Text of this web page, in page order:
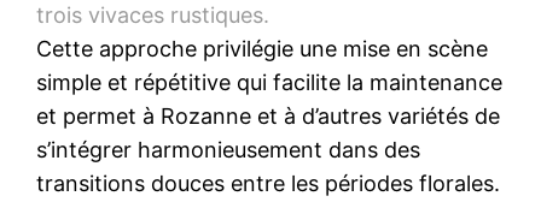
trois vivaces rustiques.
Cette approche privilégie une mise en scène
simple et répétitive qui facilite la maintenance
et permet à Rozanne et à d’autres variétés de
s’intégrer harmonieusement dans des
transitions douces entre les périodes florales.